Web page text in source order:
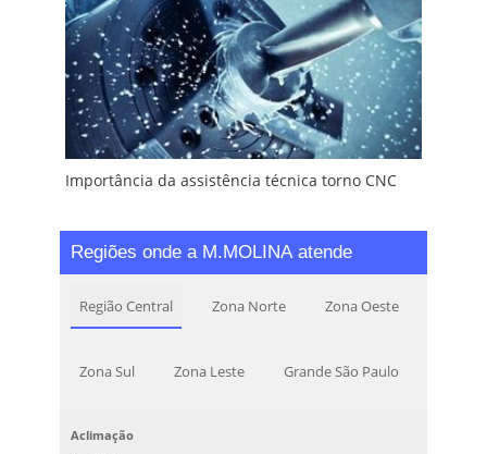
Importância da assistência técnica torno CNC
Regiões onde a M.MOLINA atende
Região Central Zona Norte Zona Oeste
Zona Sul Zona Leste Grande São Paulo
Aclimação